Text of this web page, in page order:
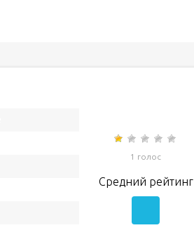
1 голос
Средний рейтинг